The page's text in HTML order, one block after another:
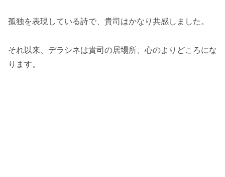
孤独を表現している詩で、貴司はかなり共感しました。
それ以来、デラシネは貴司の居場所、心のよりどころにな
ります。